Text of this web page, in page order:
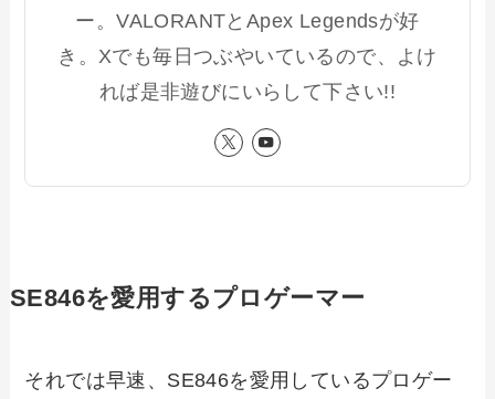
ー。VALORANTとApex Legendsが好
き。Xでも毎日つぶやいているので、よけ
れば是非遊びにいらして下さい!!
SE846を愛用するプロゲーマー
それでは早速、SE846を愛用しているプロゲー